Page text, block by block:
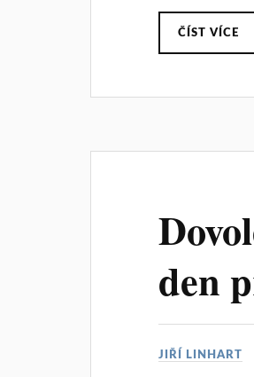
ČÍST VÍCE
den
JIŘÍ LINHART